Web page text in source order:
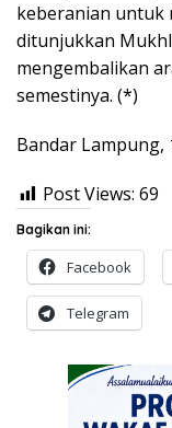
keberanian untuk
ditunjukkan
mengembalikan
semestinya. (*)
Bandar Lampung,
Post Views: 69
Bagikan ini:
Facebook
Telegram